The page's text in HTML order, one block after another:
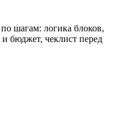
шагам: логика блоков,
бюджет, чеклист перед